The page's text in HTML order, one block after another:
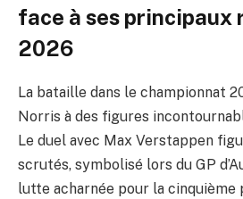
face à ses principaux
2026
La bataille dans le championnat
Norris à des figures
Le duel avec Max Verstappen
scrutés, symbolisé lors du GP
lutte acharnée pour la cinquième